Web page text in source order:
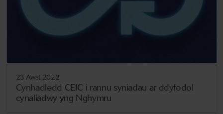
23 Awst 2022
Cynhadledd CEIC i rannu syniadau ar ddyfodol
cynaliadwy yng Nghymru